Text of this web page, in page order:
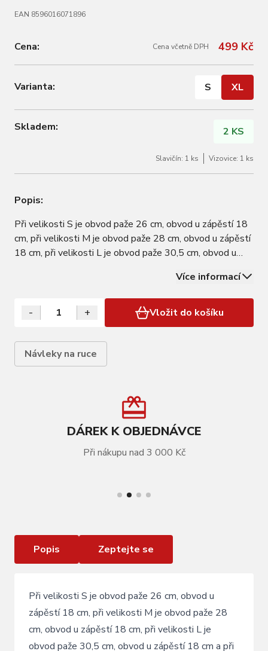
EAN 8596016071896
Cena: Cena včetně DPH 499 Kč
Varianta: S XL
Skladem: 2 KS
Slavičín: 1 ks Vizovice: 1 ks
Popis:
Při velikosti S je obvod paže 26 cm, obvod u zápěstí 18
cm, při velikosti M je obvod paže 28 cm, obvod u zápěstí
18 cm, při velikosti L je obvod paže 30,5 cm, obvod u
obvod u zápěstí 19 cm. Doporučujeme brát návleky s
sebou na vyjížďky, když je…
Více informací
- + Vložit do košíku
Návleky na ruce
DÁREK K OBJEDNÁVCE
Při nákupu nad 3 000 Kč
Popis Zeptejte se
Při velikosti S je obvod paže 26 cm, obvod u
zápěstí 18 cm, při velikosti M je obvod paže 28
cm, obvod u zápěstí 18 cm, při velikosti L je
obvod paže 30,5 cm, obvod u zápěstí 18 cm a při